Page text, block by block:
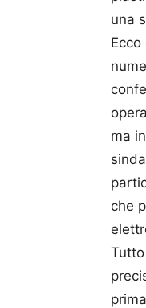
una
ma
che